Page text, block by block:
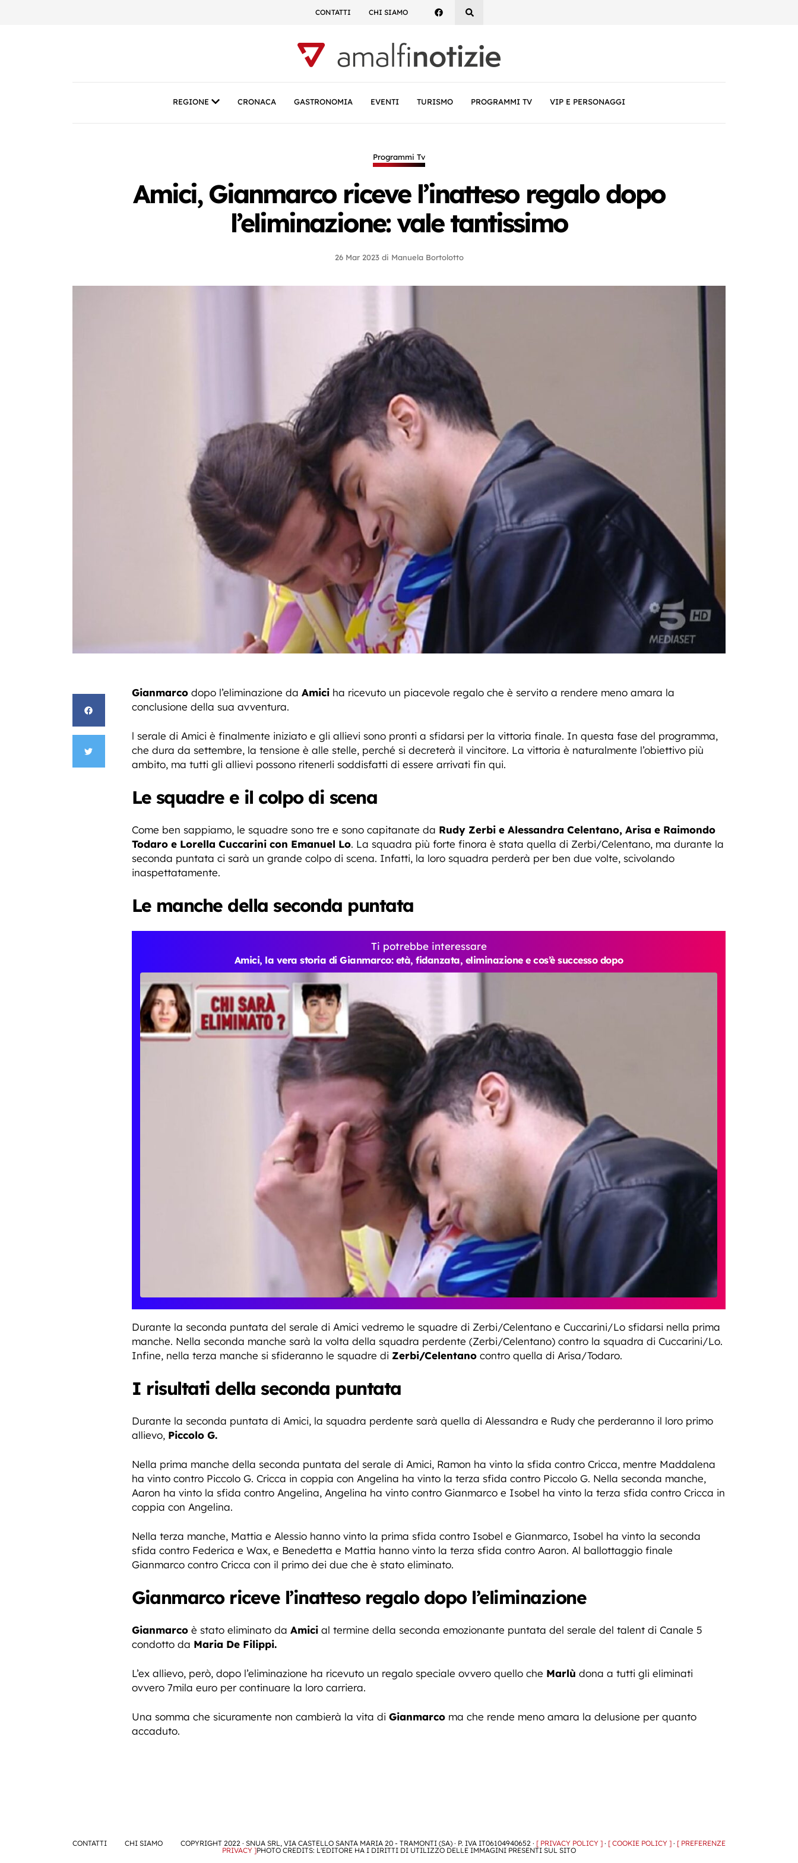
CONTATTI CHI SIAMO
REGIONE CRONACA GASTRONOMIA EVENTI TURISMO PROGRAMMI TV VIP E PERSONAGGI
Programmi Tv
Amici, Gianmarco riceve l’inatteso regalo dopo
l’eliminazione: vale tantissimo
26 Mar 2023 di Manuela Bortolotto
Gianmarco dopo l’eliminazione da Amici ha ricevuto un piacevole regalo che è servito a rendere meno amara la
conclusione della sua avventura.
l serale di Amici è finalmente iniziato e gli allievi sono pronti a sfidarsi per la vittoria finale. In questa fase del programma,
che dura da settembre, la tensione è alle stelle, perché si decreterà il vincitore. La vittoria è naturalmente l’obiettivo più
ambito, ma tutti gli allievi possono ritenerli soddisfatti di essere arrivati fin qui.
Le squadre e il colpo di scena
Come ben sappiamo, le squadre sono tre e sono capitanate da Rudy Zerbi e Alessandra Celentano, Arisa e Raimondo
Todaro e Lorella Cuccarini con Emanuel Lo. La squadra più forte finora è stata quella di Zerbi/Celentano, ma durante la
seconda puntata ci sarà un grande colpo di scena. Infatti, la loro squadra perderà per ben due volte, scivolando
inaspettatamente.
Le manche della seconda puntata
Ti potrebbe interessare
Amici, la vera storia di Gianmarco: età, fidanzata, eliminazione e cos’è successo dopo
Durante la seconda puntata del serale di Amici vedremo le squadre di Zerbi/Celentano e Cuccarini/Lo sfidarsi nella prima
manche. Nella seconda manche sarà la volta della squadra perdente (Zerbi/Celentano) contro la squadra di Cuccarini/Lo.
Infine, nella terza manche si sfideranno le squadre di Zerbi/Celentano contro quella di Arisa/Todaro.
I risultati della seconda puntata
Durante la seconda puntata di Amici, la squadra perdente sarà quella di Alessandra e Rudy che perderanno il loro primo
allievo, Piccolo G.
Nella prima manche della seconda puntata del serale di Amici, Ramon ha vinto la sfida contro Cricca, mentre Maddalena
ha vinto contro Piccolo G. Cricca in coppia con Angelina ha vinto la terza sfida contro Piccolo G. Nella seconda manche,
Aaron ha vinto la sfida contro Angelina, Angelina ha vinto contro Gianmarco e Isobel ha vinto la terza sfida contro Cricca in
coppia con Angelina.
Nella terza manche, Mattia e Alessio hanno vinto la prima sfida contro Isobel e Gianmarco, Isobel ha vinto la seconda
sfida contro Federica e Wax, e Benedetta e Mattia hanno vinto la terza sfida contro Aaron. Al ballottaggio finale
Gianmarco contro Cricca con il primo dei due che è stato eliminato.
Gianmarco riceve l’inatteso regalo dopo l’eliminazione
Gianmarco è stato eliminato da Amici al termine della seconda emozionante puntata del serale del talent di Canale 5
condotto da Maria De Filippi.
L’ex allievo, però, dopo l’eliminazione ha ricevuto un regalo speciale ovvero quello che Marlù dona a tutti gli eliminati
ovvero 7mila euro per continuare la loro carriera.
Una somma che sicuramente non cambierà la vita di Gianmarco ma che rende meno amara la delusione per quanto
accaduto.
CONTATTI CHI SIAMO COPYRIGHT 2022 · SNUA SRL, VIA CASTELLO SANTA MARIA 20 - TRAMONTI (SA) · P. IVA IT06104940652 · [ PRIVACY POLICY ] · [ COOKIE POLICY ] · [ PREFERENZE
PRIVACY ]PHOTO CREDITS: L'EDITORE HA I DIRITTI DI UTILIZZO DELLE IMMAGINI PRESENTI SUL SITO